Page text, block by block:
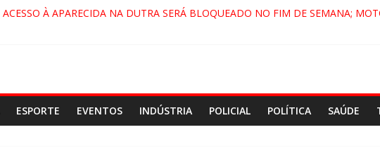
ACESSO À APARECIDA NA DUTRA SERÁ BLOQUEADO NO FIM DE SEMANA;
ESPORTE EVENTOS INDÚSTRIA POLICIAL POLÍTICA SAÚDE